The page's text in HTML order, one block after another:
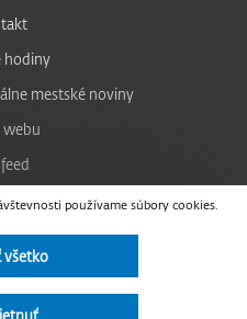
používame súbory cookies.
všetko
hodiny
mestské noviny
webu
feed
cookies